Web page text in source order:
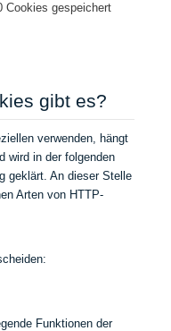
Cookies gespeichert
gibt es?
verwenden, hängt
wird in der folgenden
geklärt. An dieser Stelle
Arten von HTTP-
Funktionen der